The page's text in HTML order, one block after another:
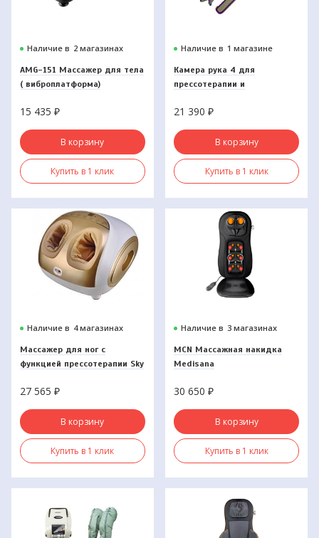
Наличие в 2 магазинах
AMG-151 Массажер для тела
( виброплатформа)
15 435 ₽
В корзину
Купить в 1 клик
Наличие в 1 магазине
Камера рука 4 для
прессотерапии и
Smart
21 390₽
В корзину
Купить в 1 клик
Наличие в 4 магазинах
Массажер для ног с
функцией прессотерапии Sky
Gezatone
27 565 ₽
В корзину
Купить в 1 клик
Наличие в 3 магазинах
MCN Массажная накидка
Medisana
30 650₽
В корзину
Купить в 1 клик